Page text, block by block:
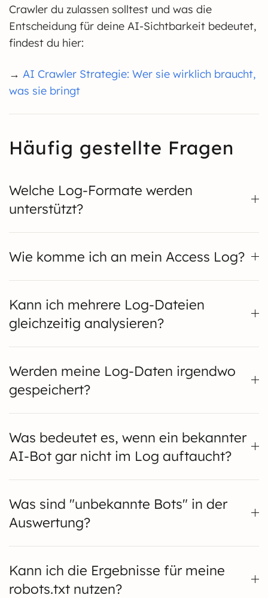
Crawler du zulassen solltest und was die
Entscheidung für deine AI-Sichtbarkeit bedeutet,
findest du hier:
→ AI Crawler Strategie: Wer sie wirklich braucht,
was sie bringt
Häufig gestellte Fragen
Welche Log-Formate werden
unterstützt?
Wie komme ich an mein Access Log?
Kann ich mehrere Log-Dateien
gleichzeitig analysieren?
Werden meine Log-Daten irgendwo
gespeichert?
Was bedeutet es, wenn ein bekannter
AI-Bot gar nicht im Log auftaucht?
Was sind "unbekannte Bots" in der
Auswertung?
Kann ich die Ergebnisse für meine
robots.txt nutzen?